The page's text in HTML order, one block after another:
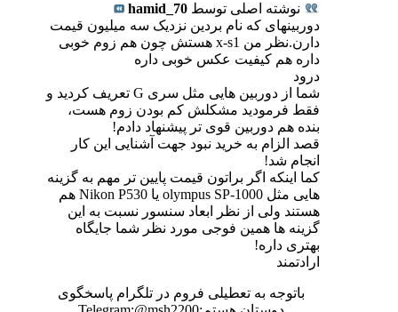
نوشته اصلی توسط hamid_70
دوربینهای که نام بردین نزدیک سه میلیون قیمت
دارن.نظر من x-s1 هستش چون هم زوم خوبی
داره هم کیفیت عکس خوبی داره
درود
شما از دوربین هایی مثل سری G تعریف کردید و
فقط فرمودید مشکلش کم بودن زوم هست،
بنده هم دوربین قوی تر پیشنهاد دادم!
قصد الزام به خرید نبود جهت آشنایی این کار
انجام شد!
کما اینکه اگر براتون قیمت پایین تر مهم به گزینه
هایی مثل olympus SP-1000 یا Nikon P530 هم
هستند ولی از نظر ابعاد سنسور نسبت به این
گزینه ها همین فوجی مورد نظر شما جایگاه
بهتری داره!
ارادتمند
باتوجه به تعطیلی فروم در تلگرام پاسخگوی